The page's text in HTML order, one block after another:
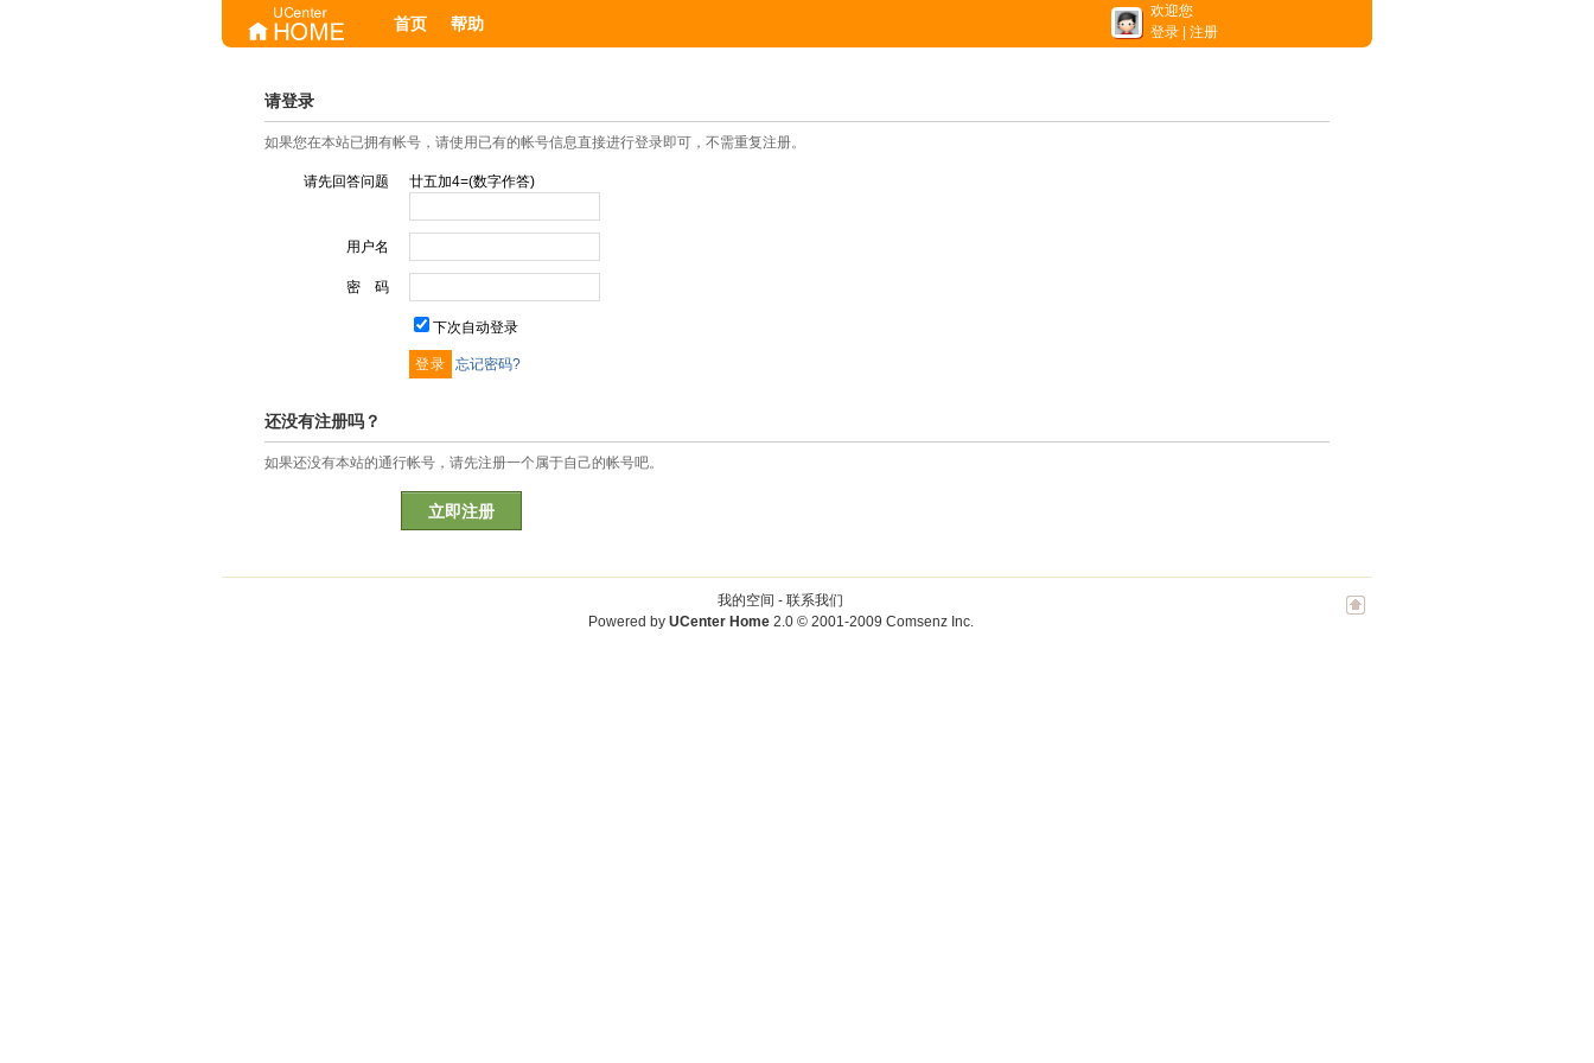
首页 帮助
欢迎您
登录
注册
请登录
如果您在本站已拥有帐号，请使用已有的帐号信息直接进行登录即可，不需重复注册。
请先回答问题 廿五加4=(数字作答)
用户名
密 码
下次自动登录
忘记密码?
还没有注册吗？
如果还没有本站的通行帐号，请先注册一个属于自己的帐号吧。
立即注册
我的空间 - 联系我们
Powered by UCenter Home 2.0© 2001-2009 Comsenz Inc.